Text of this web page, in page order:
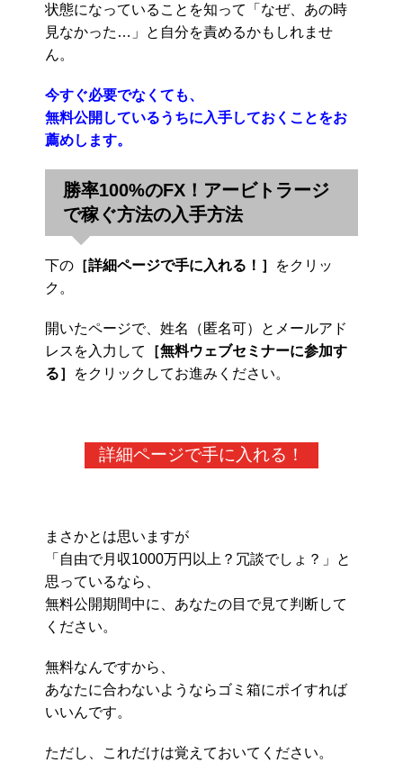
状態になっていることを知って「なぜ、あの時
見なかった…」と自分を責めるかもしれませ
ん。
今すぐ必要でなくても、
無料公開しているうちに入手しておくことをお
薦めします。
勝率100%のFX！アービトラージ
で稼ぐ方法の入手方法
下の ［詳細ページで手に入れる！］
をクリッ
ク。
開いたページで、姓名（匿名可）とメールアド
レスを入力して
［無料ウェブセミナーに参加す
る］
をクリックしてお進みください。
詳細ページで手に入れる！
まさかとは思いますが
「自由で月収1000万円以上？冗談でしょ？」と
思っているなら、
無料公開期間中に、あなたの目で見て判断して
ください。
無料なんですから、
あなたに合わないようならゴミ箱にポイすれば
いいんです。
ただし、これだけは覚えておいてください。